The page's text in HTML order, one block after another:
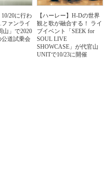
10/20に行わ
ァンライ
山」で2020
道試乗会
【ハーレー】H-Dの世界
観と歌が融合する！ ライ
ブイベント「SEEK for
SOUL LIVE
SHOWCASE」が代官山
UNITで10/23に開催